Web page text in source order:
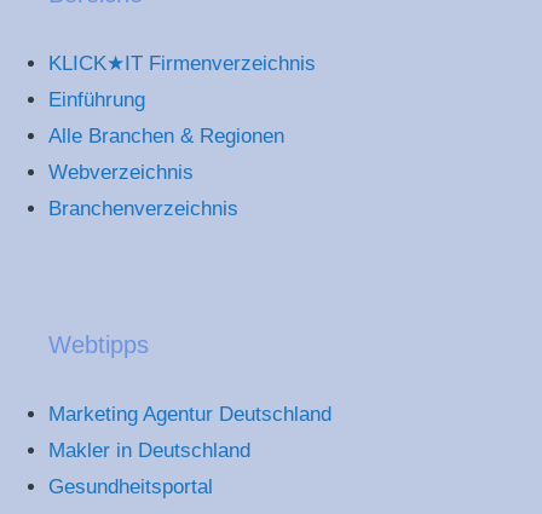
KLICK★IT Firmenverzeichnis
Einführung
Alle Branchen & Regionen
Webverzeichnis
Branchenverzeichnis
Webtipps
Marketing Agentur Deutschland
Makler in Deutschland
Gesundheitsportal